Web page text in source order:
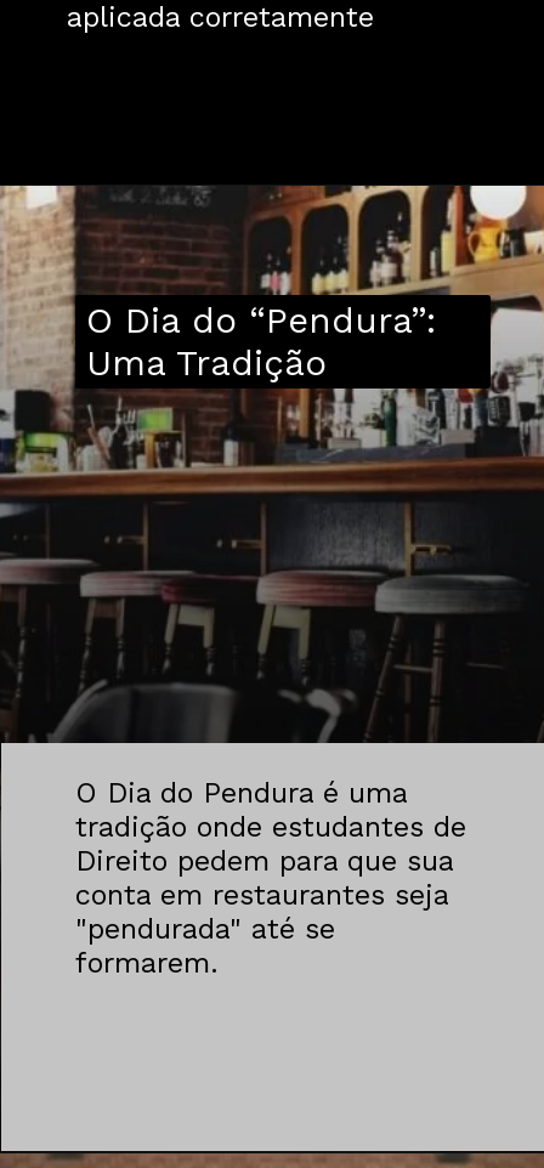
aplicada corretamente
O Dia do “Pendura”:
Uma Tradição
O Dia do Pendura é uma
tradição onde estudantes de
Direito pedem para que sua
conta em restaurantes seja
"pendurada" até se
formarem.